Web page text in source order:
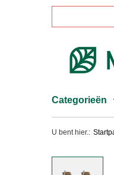
Categorieën
U bent hier.: